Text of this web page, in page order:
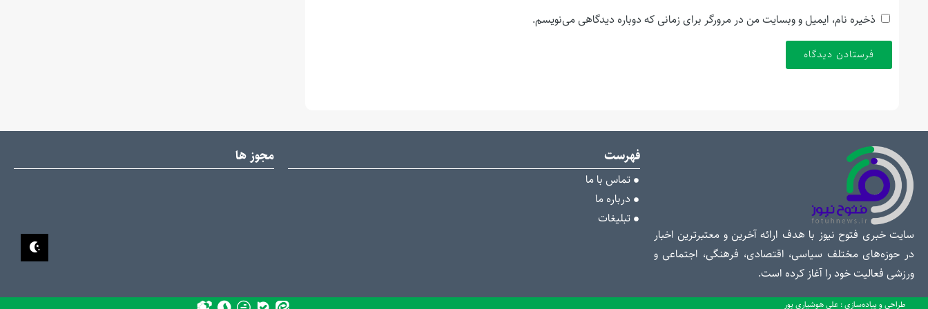
ذخیره نام، ایمیل و وبسایت من در مرورگر برای زمانی که دوباره دیدگاهی می‌نویسم.
سایت خبری فتوح نیوز با هدف ارائه آخرین و معتبرترین اخبار
در حوزه‌های مختلف سیاسی، اقتصادی، فرهنگی، اجتماعی و
ورزشی فعالیت خود را آغاز کرده است.
فهرست
تماس با ما
درباره ما
تبلیغات
مجوز ها
طراحی و پیاده‌سازی : علی هوشیاری پور